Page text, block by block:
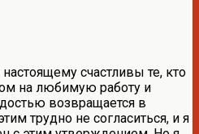
счастливы те, кто
на любимую работу и
возвращается в
трудно не согласиться, и я